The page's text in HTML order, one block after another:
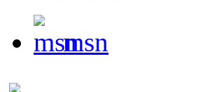
msn